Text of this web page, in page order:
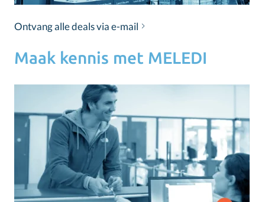
Ontvang alle deals via e-mail
Maak kennis met MELEDI